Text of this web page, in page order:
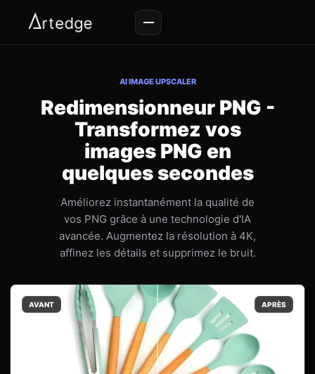
AI IMAGE UPSCALER
Redimensionneur PNG -
Transformez vos
images PNG en
quelques secondes
Améliorez instantanément la qualité de
vos PNG grâce à une technologie d'IA
avancée. Augmentez la résolution à 4K,
affinez les détails et supprimez le bruit.
AVANT APRÈS